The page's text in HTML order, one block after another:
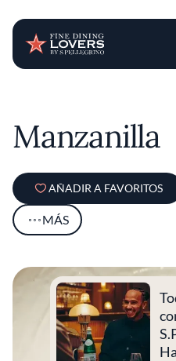
Manzanilla
AÑADIR A FAVORITOS
MÁS